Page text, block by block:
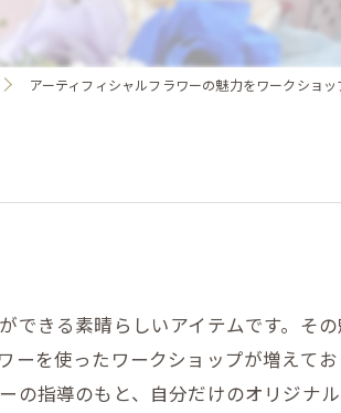
ワークショップ
アーティフィシャルフラワーの魅力をワークショ
できる素晴らしいアイテムです。その
を使ったワークショップが増えてお
の指導のもと、自分だけのオリジナ